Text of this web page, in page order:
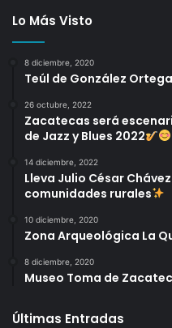
Lo Más Visto
8 diciembre, 2020
Teúl de González Ortega
26 octubre, 2022
Zacatecas será
de Jazz y Blues 2022
14 diciembre, 2022
Lleva Julio César
comunidades rurales
10 diciembre, 2020
Zona Arqueológica La
8 diciembre, 2020
Museo Toma de
Últimas Entradas